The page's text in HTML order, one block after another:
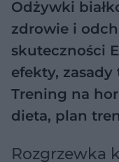
Odżywki
zdrowie i
skuteczności
efekty,
Trening na
dieta, plan
Rozgrzewka